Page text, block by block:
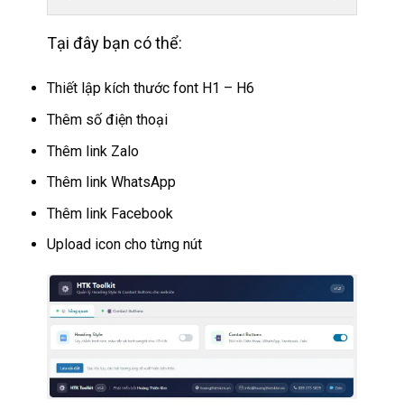
Tại đây bạn có thể:
Thiết lập kích thước font H1 – H6
Thêm số điện thoại
Thêm link Zalo
Thêm link WhatsApp
Thêm link Facebook
Upload icon cho từng nút